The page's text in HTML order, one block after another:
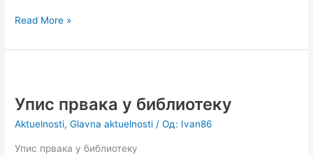
Read More »
Упис првака у библиотеку
Aktuelnosti,Glavna aktuelnosti / Од: Ivan86
Упис првака у библиотеку
у
библиотеку